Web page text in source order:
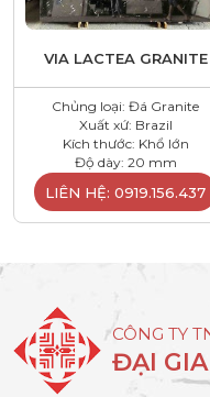
VIA LACTEA GRANITE
Chủng loại: Đá Granite
Xuất xứ: Brazil
Kích thước: Khổ lớn
Độ dày: 20 mm
LIÊN HỆ: 0919.156.437
CÔNG TY
ĐẠI